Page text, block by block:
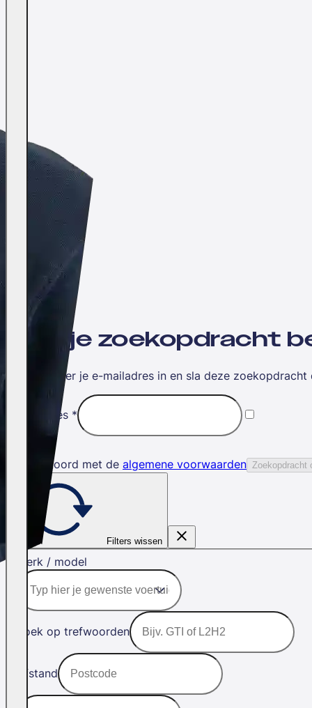
Wil jij je zoekopdracht
Vul hieronder je e-mailadres in en sla deze
E-mailadres *
Ik ga akkoord met de algemene voorwaarden Zoekopdracht
Filters wissen
Merk / model
Zoek op trefwoorden
Afstand